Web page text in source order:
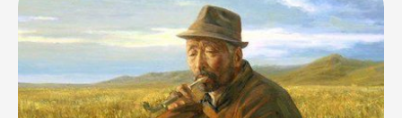
нөхөрлөхөө өөрөө шийд. Алт урвалдаад олон
хувирдаг, гууль гандсан ч өнгөө алдадгүйг зүгээр л
сана. Амаа мурийлгаж цээжээ түрсэн алиа гарууд
зөндөө таарна, хараа өндөр хажуугаар нь зөр.
Чаддаггүй чацаганууд …